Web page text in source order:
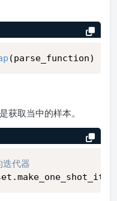
获取当中的样本。
代器